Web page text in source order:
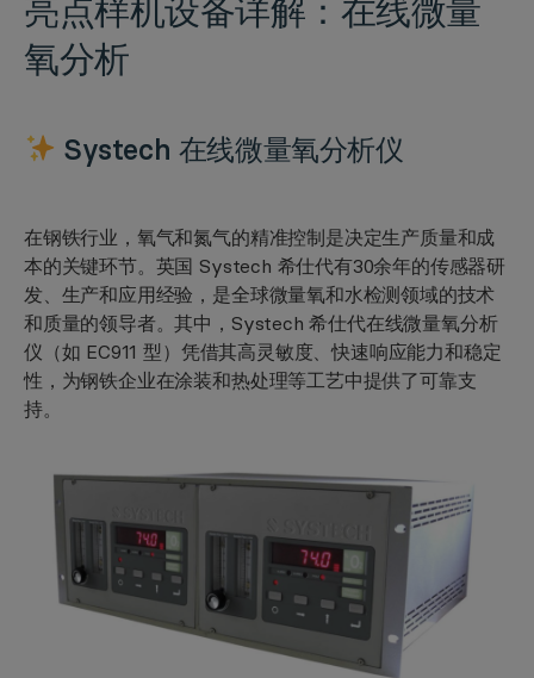
亮点样机设备详解： 在线微量
氧分析
Systech 在线微量氧分析仪
在钢铁行业，氧气和氮气的精准控制是决定生产质量和成
本的关键环节。英国 Systech 希仕代有30余年的传感器研
发、生产和应用经验，是全球微量氧和水检测领域的技术
和质量的领导者。其中，Systech 希仕代在线微量氧分析
仪（如 EC911 型）凭借其高灵敏度、快速响应能力和稳定
性，为钢铁企业在涂装和热处理等工艺中提供了可靠支
持。